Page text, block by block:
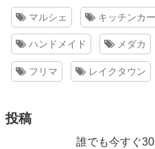
マルシェ キッチンカー
ハンドメイド メダカ
フリマ レイクタウン
投稿
誰でも今すぐ